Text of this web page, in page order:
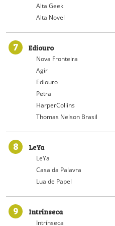
Alta Geek
Alta Novel
7 Ediouro
Nova Fronteira
Agir
Ediouro
Petra
HarperCollins
Thomas Nelson Brasil
8 LeYa
LeYa
Casa da Palavra
Lua de Papel
9 Intrínseca
Intrínseca